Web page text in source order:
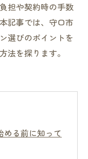
担や契約時の手数
記事では、守口市
選びのポイントを
法を探ります。
める前に知って